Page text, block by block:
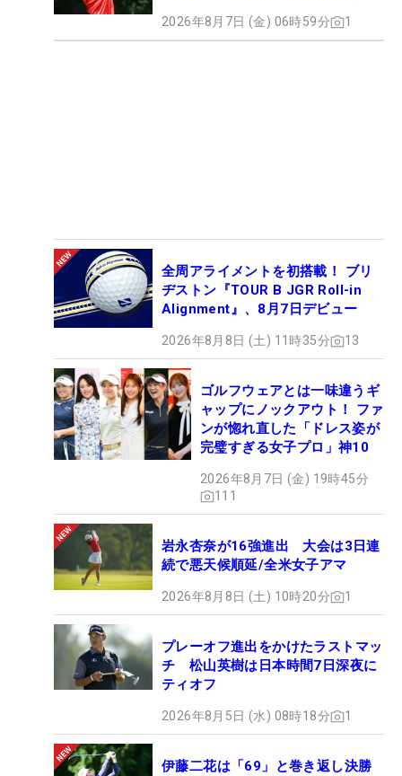
2026年8月7日 (金) 06時59分 1
全周アライメントを初搭載！ ブリ
ヂストン『TOUR B JGR Roll-in
Alignment』、8月7日デビュー
2026年8月8日 (土) 11時35分 13
ゴルフウェアとは一味違うギ
ャップにノックアウト！ ファ
ンが惚れ直した「ドレス姿が
完璧すぎる女子プロ」神10
2026年8月7日 (金) 19時45分
111
岩永杏奈が16強進出 大会は3日連
続で悪天候順延/全米女子アマ
2026年8月8日 (土) 10時20分 1
プレーオフ進出をかけたラストマッ
チ 松山英樹は日本時間7日深夜に
ティオフ
2026年8月5日 (水) 08時18分 1
伊藤二花は「69」と巻き返し決勝